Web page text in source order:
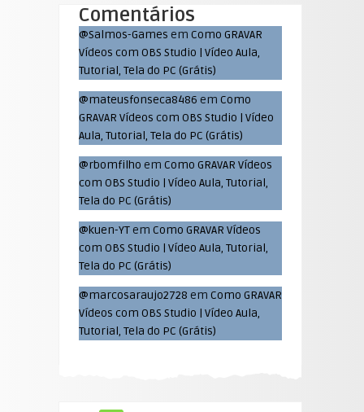
Comentários
@Salmos-Games em Como GRAVAR
Vídeos com OBS Studio | Vídeo Aula,
Tutorial, Tela do PC (Grátis)
@mateusfonseca8486 em Como
GRAVAR Vídeos com OBS Studio | Vídeo
Aula, Tutorial, Tela do PC (Grátis)
@rbomfilho em Como GRAVAR Vídeos
com OBS Studio | Vídeo Aula, Tutorial,
Tela do PC (Grátis)
@kuen-YTem Como GRAVAR Vídeos
com OBS Studio | Vídeo Aula, Tutorial,
Tela do PC (Grátis)
@marcosaraujo2728 em Como GRAVAR
Vídeos com OBS Studio | Vídeo Aula,
Tutorial, Tela do PC (Grátis)